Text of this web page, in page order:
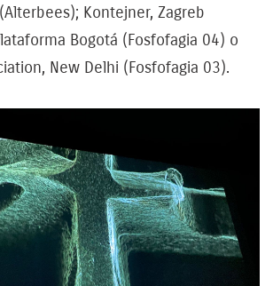
Kontejner, Zagreb
Bogotá (Fosfofagia 04) o
New Delhi (Fosfofagia 03).